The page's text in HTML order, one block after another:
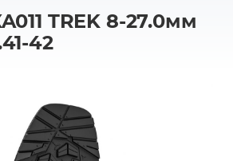
TREK 8-27.0мм
42